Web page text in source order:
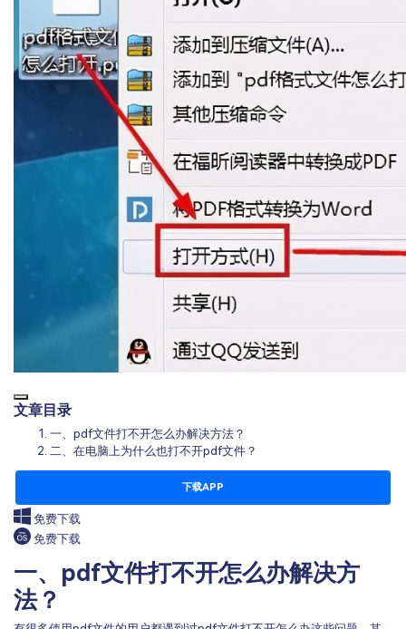
文章目录
一、pdf文件打不开怎么办解决方法？
二、在电脑上为什么也打不开pdf文件？
下载APP
免费下载
免费下载
一、pdf文件打不开怎么办解决方
法？